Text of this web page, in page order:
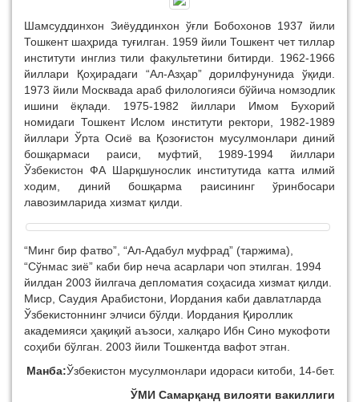
Шамсуддинхон Зиёуддинхон ўғли Бобохонов 1937 йили
Тошкент шаҳрида туғилган. 1959 йили Тошкент чет тиллар
институти инглиз тили факультетини битирди. 1962-1966
йиллари Қоҳирадаги “Ал-Азҳар” дорилфунунида ўқиди.
1973 йили Москвада араб филологияси бўйича номзодлик
ишини ёқлади. 1975-1982 йиллари Имом Бухорий
номидаги Тошкент Ислом институти ректори, 1982-1989
йиллари Ўрта Осиё ва Қозоғистон мусулмонлари диний
бошқармаси раиси, муфтий, 1989-1994 йиллари
Ўзбекистон ФА Шарқшунослик институтида катта илмий
ходим, диний бошқарма раисининг ўринбосари
лавозимларида хизмат қилди.
“Минг бир фатво”, “Ал-Адабул муфрад” (таржима),
“Сўнмас зиё” каби бир неча асарлари чоп этилган. 1994
йилдан 2003 йилгача депломатия соҳасида хизмат қилди.
Миср, Саудия Арабистони, Иордания каби давлатларда
Ўзбекистоннинг элчиси бўлди. Иордания Қироллик
академияси ҳақиқий аъзоси, халқаро Ибн Сино мукофоти
соҳиби бўлган. 2003 йили Тошкентда вафот этган.
Манба:Ўзбекистон мусулмонлари идораси китоби, 14-бет.
ЎМИ Самарқанд вилояти вакиллиги